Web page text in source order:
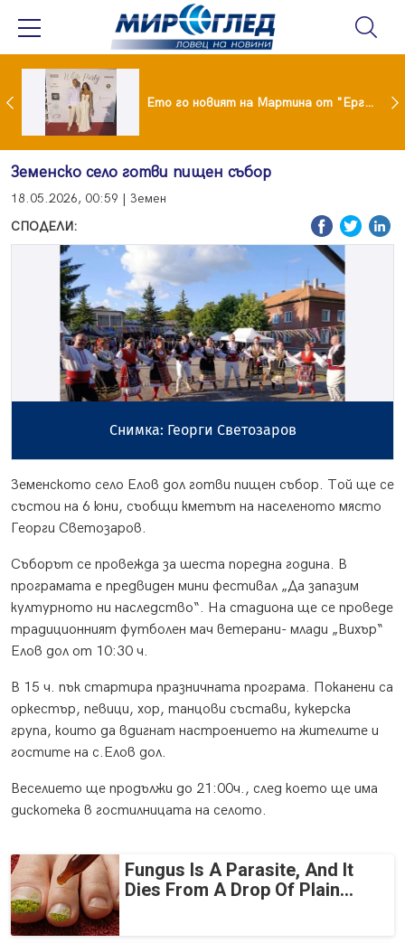
И Ники Кънчев се разведе тайно като Геро Ето го новият на Мартина от "Ергенът"
Земенско село готви пищен събор
18.05.2026, 00:59 | Земен
СПОДЕЛИ:
Снимка: Георги Светозаров
Земенското село Елов дол готви пищен събор. Той ще се
състои на 6 юни, съобщи кметът на населеното място
Георги Светозаров.
Съборът се провежда за шеста поредна година. В
програмата е предвиден мини фестивал „Да запазим
културното ни наследство“. На стадиона ще се проведе
традиционният футболен мач ветерани- млади „Вихър“
Елов дол от 10:30 ч.
В 15 ч. пък стартира празничната програма. Поканени са
оркестър, певици, хор, танцови състави, кукерска
група, които да вдигнат настроението на жителите и
гостите на с.Елов дол.
Веселието ще продължи до 21:00ч., след което ще има
дискотека в гостилницата на селото.
Fungus Is A Parasite, And It
Dies From A Drop Of Plain...